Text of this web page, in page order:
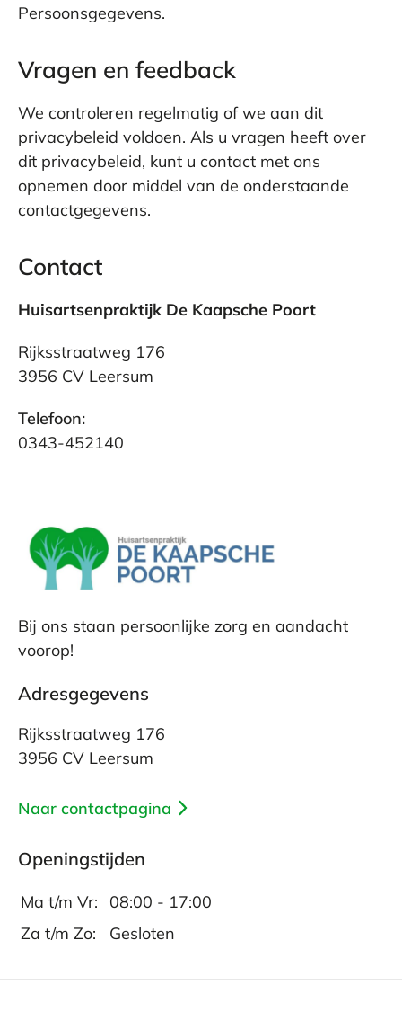
Persoonsgegevens.
Vragen en feedback
We controleren regelmatig of we aan dit
privacybeleid voldoen. Als u vragen heeft over
dit privacybeleid, kunt u contact met ons
opnemen door middel van de onderstaande
contactgegevens.
Contact
Huisartsenpraktijk De Kaapsche Poort
Rijksstraatweg 176
3956 CV Leersum
Telefoon:
0343-452140
Bij ons staan persoonlijke zorg en aandacht
voorop!
Adresgegevens
Rijksstraatweg 176
3956 CV Leersum
Naar contactpagina
Openingstijden
Ma t/m Vr:
08:00 - 17:00
Za t/m Zo:
Gesloten